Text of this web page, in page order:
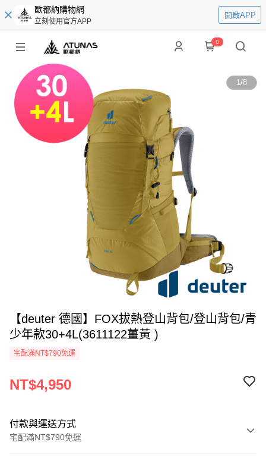
歐都納購物網
立刻使用官方APP
開啟APP
0
1/8
【deuter 德國】FOX拔熱登山背包/登山背包/青
少年款30+4L(3611122薑黃 )
宅配滿NT$790免運
NT$4,950
付款與運送方式
宅配滿NT$790免運